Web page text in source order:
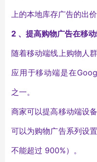
上的本地库存广告的出价
2 、提高购物广告在移动
随着移动端线上购物人
应用于移动端是在
之一。
商家可以提高移动端设
可以为购物广告系列设
不能超过 900%）。